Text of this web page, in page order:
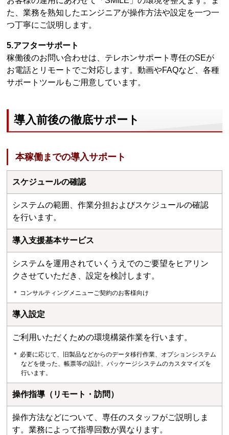
た、業務を熟知したエンジニアが操作方法や設定を一つ一
つ丁寧にご説明します。
5.アフターサポート
稼働後のお問い合わせは、テレホンサポート専任のSEが
お電話とリモートでご対応します。動画やFAQなど、各種
サポートツールもご用意しています。
導入前後の徹底サポート
本稼働までの導入サポート
スケジュールの確認
システムの範囲、作業分担およびスケジュールの確認
を行います。
導入支援基本サービス
システムを運用されていくうえでのご要望をヒアリン
クさせていただき、設定を検討します。
＊ コンサルティングメニューご契約のお客様向け
導入設定
ご利用いただくための環境構築作業を行います。
＊ 必要に応じて、旧製品などからのデータ移行作業、オプションシステム
などを使った、帳票等の設計、パッケージシステムのカスタマイズを
行います。
操作指導（リモート・訪問）
操作方法などについて、専任のスタッフがご説明しま
す。業務によって指導回数が異なります。